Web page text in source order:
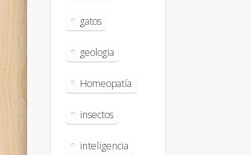
gatos
geologia
Homeopatía
insectos
inteligencia